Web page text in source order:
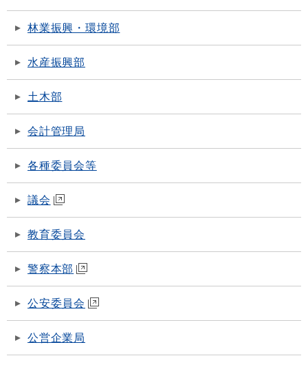
林業振興・環境部
水産振興部
土木部
会計管理局
各種委員会等
議会
教育委員会
警察本部
公安委員会
公営企業局